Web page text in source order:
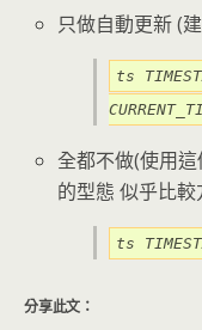
只做自動更新 (
ts
全都不做(使用
的型態 似乎比較
ts
分享此文：